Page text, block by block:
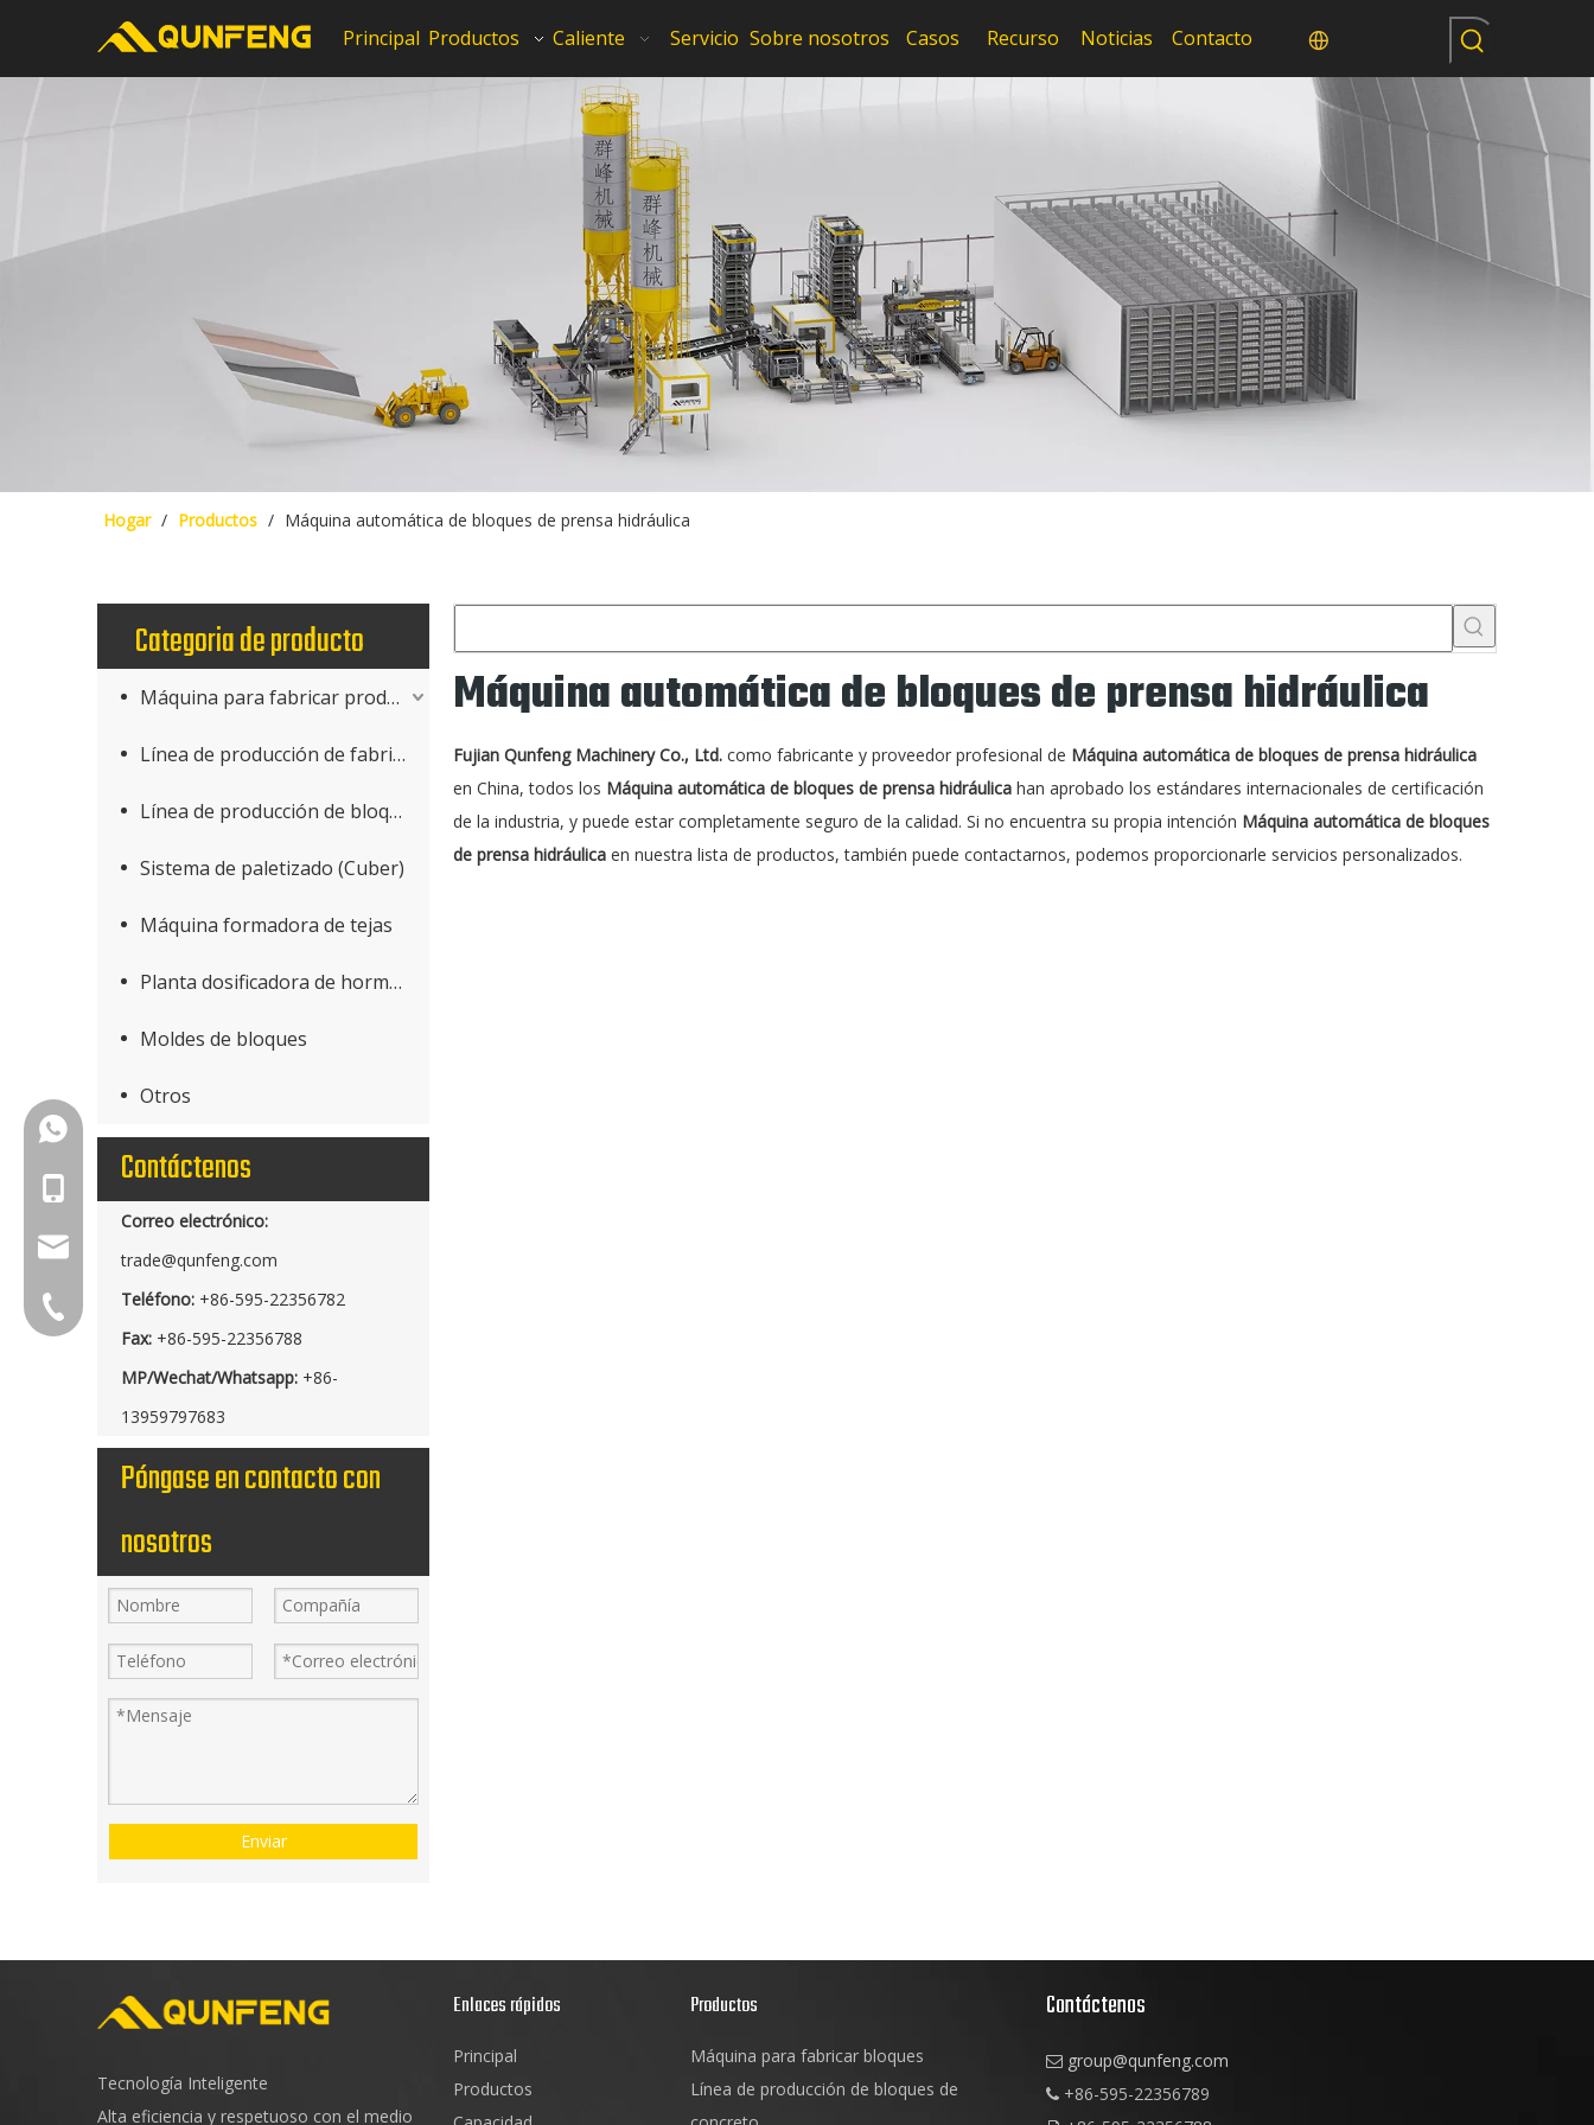
Principal Productos Caliente Servicio Sobre nosotros Casos Recurso Noticias Contacto
Hogar / Productos / Máquina automática de bloques de prensa hidráulica
Categoria de producto
Máquina para fabricar productos de hormigón
Línea de producción de fabricación de bloques
Línea de producción de bloques AAC
Sistema de paletizado (Cuber)
Máquina formadora de tejas
Planta dosificadora de hormigón
Moldes de bloques
Otros
Contáctenos
Correo electrónico:
trade@qunfeng.com
Teléfono: +86-595-22356782
Fax: +86-595-22356788
MP/Wechat/Whatsapp: +86-
13959797683
Póngase en contacto con
nosotros
Enviar
Máquina automática de bloques de prensa hidráulica
Fujian Qunfeng Machinery Co., Ltd. como fabricante y proveedor profesional de Máquina automática de bloques de prensa hidráulica
en China, todos los Máquina automática de bloques de prensa hidráulica han aprobado los estándares internacionales de certificación
de la industria, y puede estar completamente seguro de la calidad. Si no encuentra su propia intención Máquina automática de bloques
de prensa hidráulica en nuestra lista de productos, también puede contactarnos, podemos proporcionarle servicios personalizados.
+86-595 22356789
Tecnología Inteligente
Alta eficiencia y respetuoso con el medio
Enlaces rápidos
Principal
Productos
Productos
Máquina para fabricar bloques
Línea de producción de bloques de
Contáctenos
 group@qunfeng.com
 +86-595-22356789